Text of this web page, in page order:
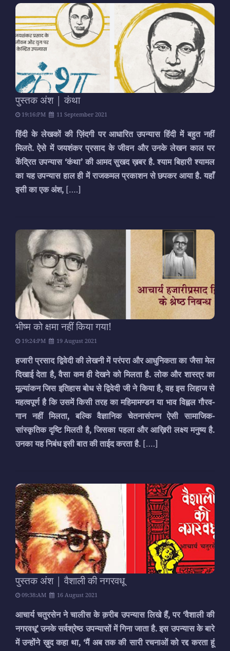
पुस्तक अंश | कंथा
19:16:PM 11 September 2021
हिंदी के लेखकों की ज़िंदगी पर आधारित उपन्यास हिंदी में बहुत नहीं
मिलते. ऐसे में जयशंकर प्रसाद के जीवन और उनके लेखन काल पर
केंद्रित उपन्यास ‘कंथा’ की आमद सुखद ख़बर है. श्याम बिहारी श्यामल
का यह उपन्यास हाल ही में राजकमल प्रकाशन से छपकर आया है. यहाँ
इसी का एक अंश, [….]
भीष्म को क्षमा नहीं किया गया!
19:24:PM 19 August 2021
हजारी प्रसाद द्विवेदी की लेखनी में परंपरा और आधुनिकता का जैसा मेल
दिखाई देता है, वैसा कम ही देखने को मिलता है. लोक और शास्त्र का
मूल्यांकन जिस इतिहास बोध से द्विवेदी जी ने किया है, वह इस लिहाज से
महत्वपूर्ण है कि उसमें किसी तरह का महिमामण्डन या भाव विह्वल गौरव-
गान नहीं मिलता, बल्कि वैज्ञानिक चेतनासंपन्न ऐसी सामाजिक-
सांस्कृतिक दृष्टि मिलती है, जिसका पहला और आख़िरी लक्ष्य मनुष्य है.
उनका यह निबंध इसी बात की ताईद करता है. [….]
पुस्तक अंश | वैशाली की नगरवधू
09:38:AM 16 August 2021
आचार्य चतुरसेन ने चालीस के क़रीब उपन्यास लिखे हैं, पर ‘वैशाली की
नगरवधू’ उनके सर्वश्रेष्ठ उपन्यासों में गिना जाता है. इस उपन्यास के बारे
में उन्होंने ख़ुद कहा था, ‘मैं अब तक की सारी रचनाओं को रद्द करता हूं